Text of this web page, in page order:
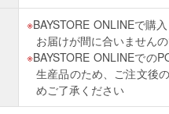
BAYSTORE ONLINEで購
お届けが間に合いません
BAYSTORE ONLINEでの
生産品のため、ご注文後
めご了承ください